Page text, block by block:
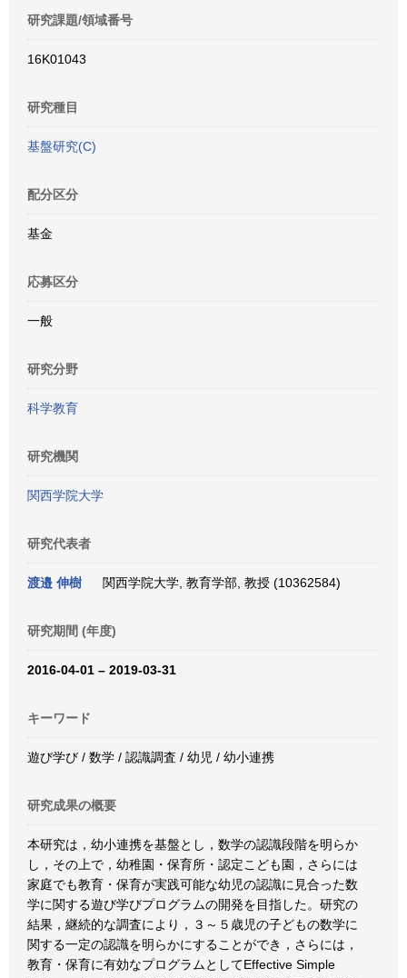
研究課題/領域番号
16K01043
研究種目
基盤研究(C)
配分区分
基金
応募区分
一般
研究分野
科学教育
研究機関
関西学院大学
研究代表者
渡邉 伸樹 関西学院大学, 教育学部, 教授 (10362584)
研究期間 (年度)
2016-04-01 – 2019-03-31
キーワード
遊び学び / 数学 / 認識調査 / 幼児 / 幼小連携
研究成果の概要
本研究は，幼小連携を基盤とし，数学の認識段階を明らか
し，その上で，幼稚園・保育所・認定こども園，さらには
家庭でも教育・保育が実践可能な幼児の認識に見合った数
学に関する遊び学びプログラムの開発を目指した。研究の
結果，継続的な調査により，３～５歳児の子どもの数学に
関する一定の認識を明らかにすることができ，さらには，
教育・保育に有効なプログラムとしてEffective Simple